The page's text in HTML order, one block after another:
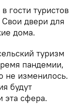
гости туристов
двери для
дома.
туризм
пандемии,
не изменилось.
будут
эта сфера.